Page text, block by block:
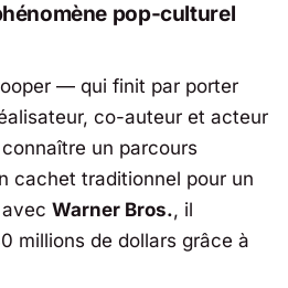
pop-culturel
— qui finit par porter
co-auteur et acteur
un parcours
cachet traditionnel pour un
Warner Bros., il
millions de dollars grâce à